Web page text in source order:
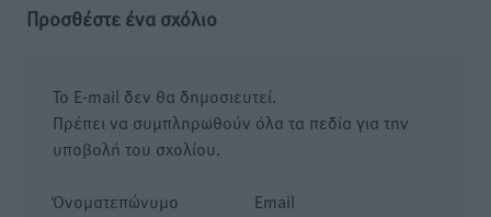
Προσθέστε ένα σχόλιο
Το E-mail δεν θα δημοσιευτεί.
Πρέπει να συμπληρωθούν όλα τα πεδία για την
υποβολή του σχολίου.
Όνοματεπώνυμο Email